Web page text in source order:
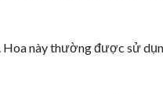
Hoa này thường được sử